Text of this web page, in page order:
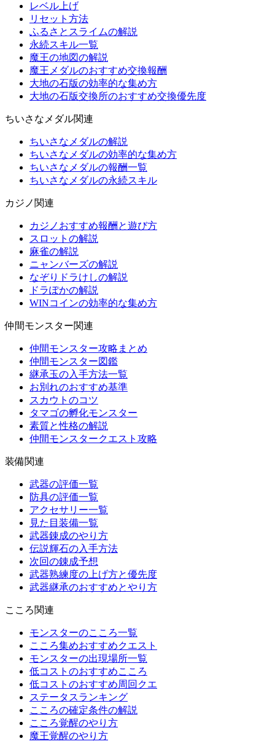
レベル上げ
リセット方法
ふるさとスライムの解説
永続スキル一覧
魔王の地図の解説
魔王メダルのおすすめ交換報酬
大地の石版の効率的な集め方
大地の石版交換所のおすすめ交換優先度
ちいさなメダル関連
ちいさなメダルの解説
ちいさなメダルの効率的な集め方
ちいさなメダルの報酬一覧
ちいさなメダルの永続スキル
カジノ関連
カジノおすすめ報酬と遊び方
スロットの解説
麻雀の解説
ニャンバーズの解説
なぞりドラけしの解説
ドラぽかの解説
WINコインの効率的な集め方
仲間モンスター関連
仲間モンスター攻略まとめ
仲間モンスター図鑑
継承玉の入手方法一覧
お別れのおすすめ基準
スカウトのコツ
タマゴの孵化モンスター
素質と性格の解説
仲間モンスタークエスト攻略
装備関連
武器の評価一覧
防具の評価一覧
アクセサリー一覧
見た目装備一覧
武器錬成のやり方
伝説輝石の入手方法
次回の錬成予想
武器熟練度の上げ方と優先度
武器継承のおすすめとやり方
こころ関連
モンスターのこころ一覧
こころ集めおすすめクエスト
モンスターの出現場所一覧
低コストのおすすめこころ
低コストのおすすめ周回クエ
ステータスランキング
こころの確定条件の解説
こころ覚醒のやり方
魔王覚醒のやり方